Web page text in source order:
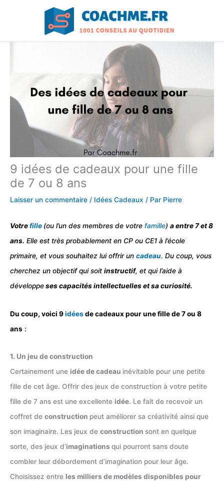
9 idées de cadeaux pour une fille
de 7 ou 8 ans
Laisser un commentaire / Idées Cadeaux / Par Pierre
Votrefille (ou l’un des membres de votre famille) a entre 7 et 8
ans. Elle est très probablement en CP ou CE1 à l’école
primaire, et vous souhaitez lui offrir un cadeau. Du coup, vous
cherchez un objectif qui soit instructif, et qui l’aide à
développeses capacités intellectuelles et sa curiosité.
Du coup, voici 9idéesde cadeaux pour une fille de 7 ou 8
ans :
1. Un jeu de construction
Certainement une idée de cadeau inévitable pour une petite
fille de cet âge. Offrir des jeux de construction à votre petite
fille de 7 ans est une excellente idée. Le fait de recevoir un
coffret de construction peut améliorer sa créativité ainsi que
son imaginaire. Les jeux de construction sont en quelque
sorte, des jeux d’imaginations qui pourront sans doute
combler leur débordement d’imagination pour leur âge.
Choisissez entre les milliers de modèles disponibles pour